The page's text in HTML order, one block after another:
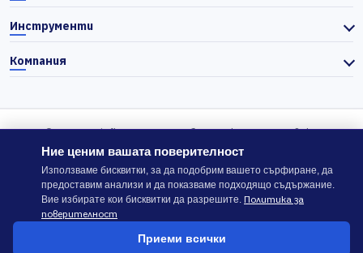
Инструменти
Компания
© 2026 Actiefhost. Съгласно българското търговско
законодателство цените в сайта се показват без ДДС, а ДДС се
изчислява отделно при завършване на поръчката, когато е
приложимо.
ACTIEFHOST LTD,
Ние ценим вашата поверителност
Използваме бисквитки, за да подобрим вашето сърфиране, да
предоставим анализи и да показваме подходящо съдържание.
Вие избирате кои бисквитки да разрешите. Политика за
поверителност
Приеми всички